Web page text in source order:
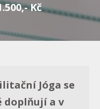
Kč
Jóga se
doplňují a v